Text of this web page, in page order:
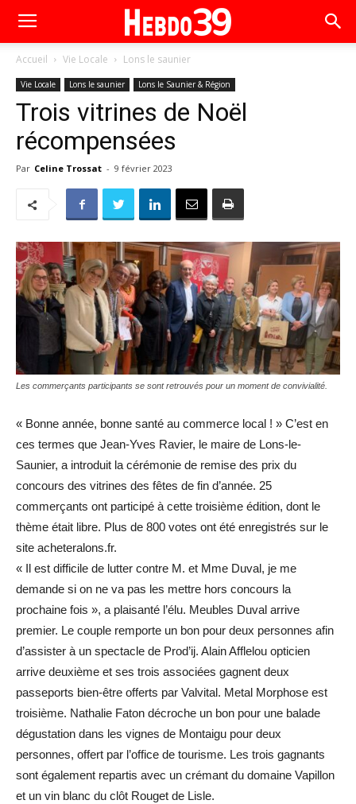
Accueil Vie Locale Lons le saunier
Vie Locale Lons le saunier Lons le Saunier & Région
Trois vitrines de Noël
récompensées
Par Celine Trossat - 9 février 2023
Les commerçants participants se sont retrouvés pour un moment de convivialité.
« Bonne année, bonne santé au commerce local ! » C’est en
ces termes que Jean-Yves Ravier, le maire de Lons-le-
Saunier, a introduit la cérémonie de remise des prix du
concours des vitrines des fêtes de fin d’année. 25
commerçants ont participé à cette troisième édition, dont le
thème était libre. Plus de 800 votes ont été enregistrés sur le
site acheteralons.fr.
« Il est difficile de lutter contre M. et Mme Duval, je me
demande si on ne va pas les mettre hors concours la
prochaine fois », a plaisanté l’élu. Meubles Duval arrive
premier. Le couple remporte un bon pour deux personnes afin
d’assister à un spectacle de Prod’ij. Alain Afflelou opticien
arrive deuxième et ses trois associées gagnent deux
passeports bien-être offerts par Valvital. Metal Morphose est
troisième. Nathalie Faton décroche un bon pour une balade
dégustation dans les vignes de Montaigu pour deux
personnes, offert par l’office de tourisme. Les trois gagnants
sont également repartis avec un crémant du domaine Vapillon
et un vin blanc du clôt Rouget de Lisle.